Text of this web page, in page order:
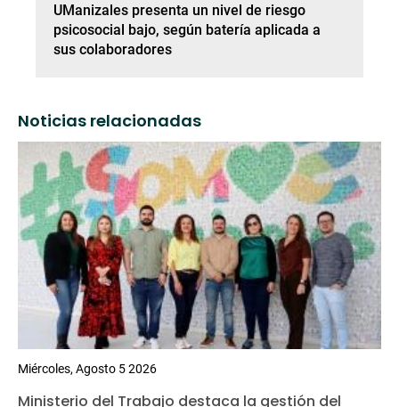
UManizales presenta un nivel de riesgo
psicosocial bajo, según batería aplicada a
sus colaboradores
Noticias relacionadas
Miércoles, Agosto 5 2026
Ministerio del Trabajo destaca la gestión del